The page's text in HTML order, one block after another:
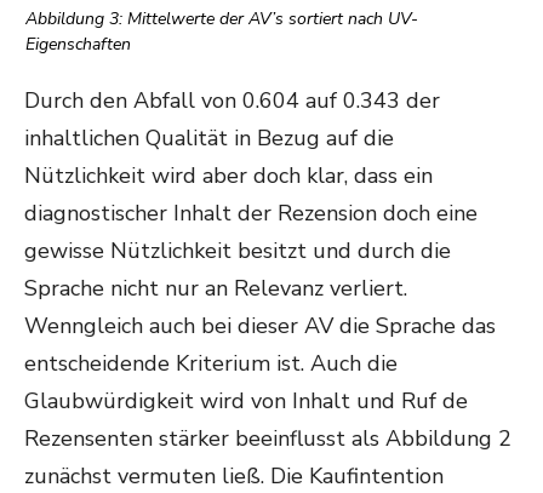
Abbildung 3: Mittelwerte der AV’s sortiert nach UV-
Eigenschaften
Durch den Abfall von 0.604 auf 0.343 der
inhaltlichen Qualität in Bezug auf die
Nützlichkeit wird aber doch klar, dass ein
diagnostischer Inhalt der Rezension doch eine
gewisse Nützlichkeit besitzt und durch die
Sprache nicht nur an Relevanz verliert.
Wenngleich auch bei dieser AV die Sprache das
entscheidende Kriterium ist. Auch die
Glaubwürdigkeit wird von Inhalt und Ruf de
Rezensenten stärker beeinflusst als Abbildung 2
zunächst vermuten ließ. Die Kaufintention